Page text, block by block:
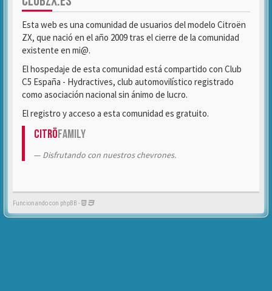
Esta web es una comunidad de usuarios del modelo Citroën
ZX, que nació en el año 2009 tras el cierre de la comunidad
existente en mi@.
El hospedaje de esta comunidad está compartido con Club
C5 España - Hydractives, club automovilístico registrado
como asociación nacional sin ánimo de lucro.
El registro y acceso a esta comunidad es gratuito.
CitröFamily
Disfrutando con nuestros chevrones.
Funcionando con phpBB -